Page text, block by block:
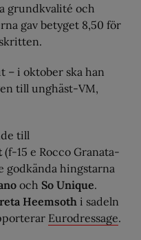
grundkvalité och
gav betyget 8,50 för
– i oktober ska han
till unghäst-VM,
till
(f-15 e Rocco Granata-
godkända hingstarna
och So Unique.
Heemsoth i sadeln
Eurodressage.